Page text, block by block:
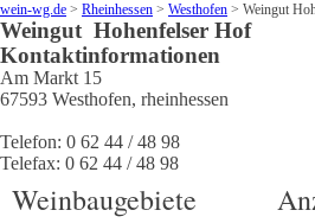
wein-wg.de > Rheinhessen > Westhofen > Weingut
Weingut Hohenfelser Hof
Kontaktinformationen
Am Markt 15
67593 Westhofen, rheinhessen
Telefon: 0 62 44 / 48 98
Telefax: 0 62 44 / 48 98
Weinbaugebiete